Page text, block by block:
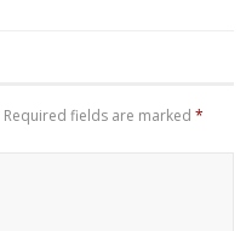
Required fields are marked *